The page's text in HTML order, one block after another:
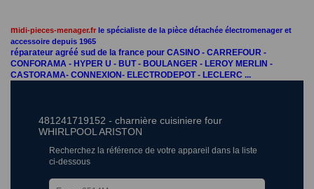
midi-pieces-menager.fr le spécialiste de la pièce détachée électromenager et
accessoire depuis 1965
réparateur agréé sud de la france pour CASINO - CARREFOUR -
CONFORAMA - HYPER U - BUT - BOULANGER - LEROY MERLIN -
CASTORAMA- CONNEXION- ELECTRODEPOT - LECLERC ...
481241719152 - charnière cuisiniere four
WHIRLPOOL ARISTON
Recherchez la référence de votre appareil dans la liste
ci-dessous